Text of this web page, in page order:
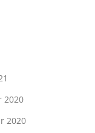
2020
2020